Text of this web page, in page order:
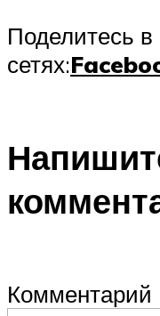
Поделитесь
сетях:
Комментарий